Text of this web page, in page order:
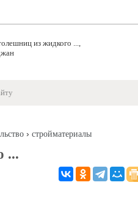
из жидкого ...,
› стройматериалы
...